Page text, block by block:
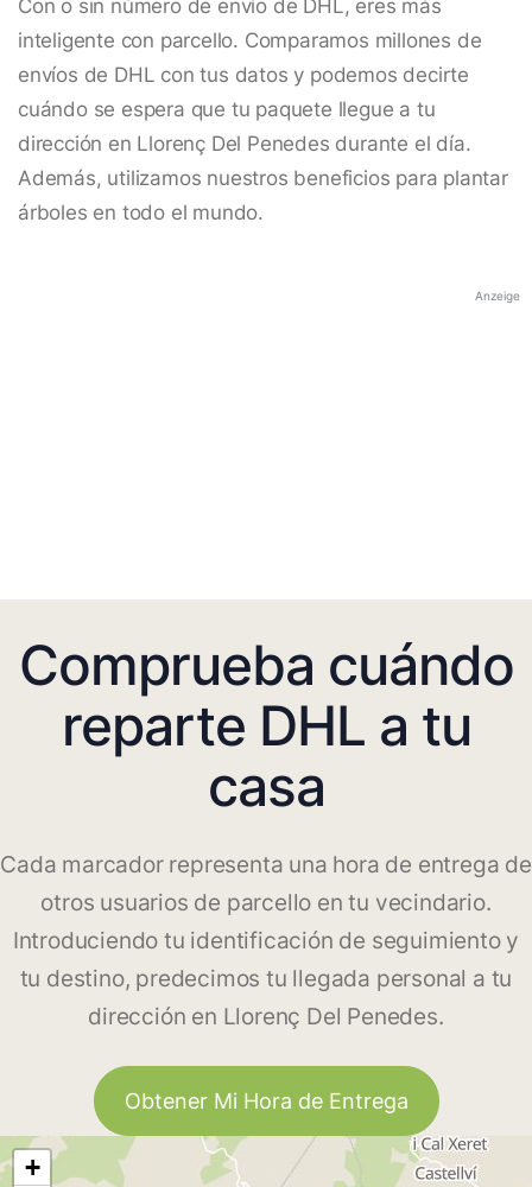
Con o sin número de envío de DHL, eres más
inteligente con parcello. Comparamos millones de
envíos de DHL con tus datos y podemos decirte
cuándo se espera que tu paquete llegue a tu
dirección en Llorenç Del Penedes durante el día.
Además, utilizamos nuestros beneficios para plantar
árboles en todo el mundo.
Anzeige
Comprueba cuándo
reparte DHL a tu
casa
Cada marcador representa una hora de entrega de
otros usuarios de parcello en tu vecindario.
Introduciendo tu identificación de seguimiento y
tu destino, predecimos tu llegada personal a tu
dirección en Llorenç Del Penedes.
Obtener Mi Hora de Entrega
+